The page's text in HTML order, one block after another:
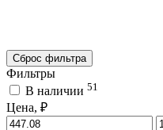
Сброс фильтра
Фильтры
В наличии 51
Цена, ₽